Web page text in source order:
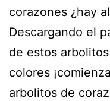
corazones ¿hay
Descargando el
de estos
colores
arbolitos de